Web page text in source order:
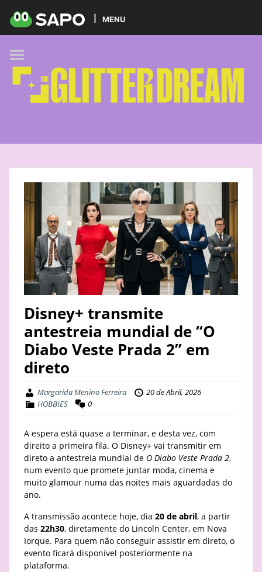
MENU
Disney+ transmite
antestreia mundial de “O
Diabo Veste Prada 2” em
direto
Margarida Menino Ferreira
20 de Abril, 2026
HOBBIES
0
A espera está quase a terminar, e desta vez, com
direito a primeira fila. O Disney+ vai transmitir em
direto a antestreia mundial de O Diabo Veste Prada 2,
num evento que promete juntar moda, cinema e
muito glamour numa das noites mais aguardadas do
ano.
A transmissão acontece hoje, dia 20 de abril, a partir
das 22h30, diretamente do Lincoln Center, em Nova
Iorque. Para quem não conseguir assistir em direto, o
evento ficará disponível posteriormente na
plataforma.
HOME
PODCAST
GLITTER BRANDS
KIDS
TREND
BEAUTY
MUSIC
STAY
BUSINESS
ABOUT